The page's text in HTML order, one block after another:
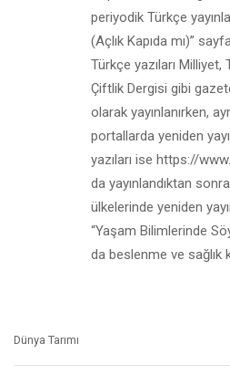
periyodik Türkçe
(Açlık Kapıda mı)”
Türkçe yazıları
Çiftlik Dergisi gibi
olarak yayınlanırken,
portallarda yeniden
yazıları ise https://
da yayınlandıktan
ülkelerinde yeniden
“Yaşam Bilimlerinde
da beslenme ve sağlık
Dünya Tarımı